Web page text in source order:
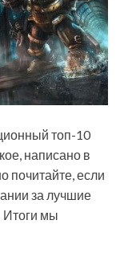
топ-10
написано в
почитайте, если
за лучшие
Итоги мы